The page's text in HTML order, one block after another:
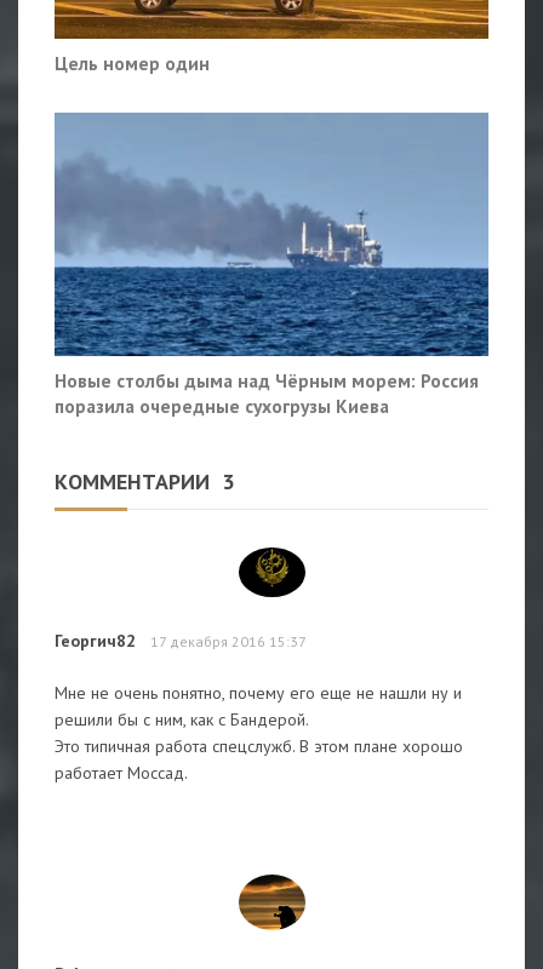
Цель номер один
Новые столбы дыма над Чёрным морем: Россия
поразила очередные сухогрузы Киева
КОММЕНТАРИИ 3
Георгич82 17 декабря 2016 15:37
Мне не очень понятно, почему его еще не нашли ну и
решили бы с ним, как с Бандерой.
Это типичная работа спецслужб. В этом плане хорошо
работает Моссад.